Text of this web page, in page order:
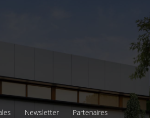
Newsletter
Partenaires